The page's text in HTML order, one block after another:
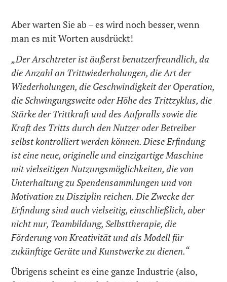
Aber warten Sie ab – es wird noch besser, wenn
man es mit Worten ausdrückt!
„Der Arschtreter ist äußerst benutzerfreundlich, da
die Anzahl an Trittwiederholungen, die Art der
Wiederholungen, die Geschwindigkeit der Operation,
die Schwingungsweite oder Höhe des Trittzyklus, die
Stärke der Trittkraft und des Aufpralls sowie die
Kraft des Tritts durch den Nutzer oder Betreiber
selbst kontrolliert werden können. Diese Erfindung
ist eine neue, originelle und einzigartige Maschine
mit vielseitigen Nutzungsmöglichkeiten, die von
Unterhaltung zu Spendensammlungen und von
Motivation zu Disziplin reichen. Die Zwecke der
Erfindung sind auch vielseitig, einschließlich, aber
nicht nur, Teambildung, Selbsttherapie, die
Förderung von Kreativität und als Modell für
zukünftige Geräte und Kunstwerke zu dienen.“
Übrigens scheint es eine ganze Industrie (also,